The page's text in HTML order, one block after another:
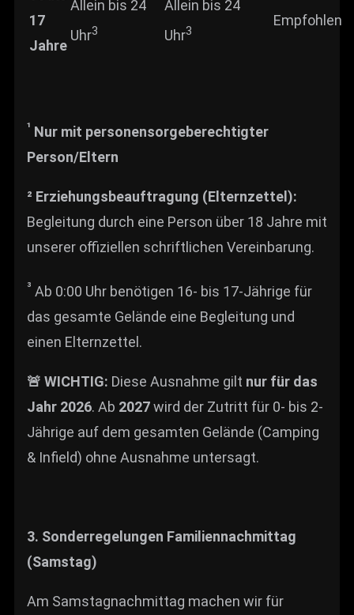
17
Jahre
Allein bis 24
Uhr3
Allein bis 24
Uhr3
Empfohlen
¹ Nur mit personensorgeberechtigter
Person/Eltern
² Erziehungsbeauftragung (Elternzettel):
Begleitung durch eine Person über 18 Jahre mit
unserer offiziellen schriftlichen Vereinbarung.
³ Ab 0:00 Uhr benötigen 16- bis 17-Jährige für
das gesamte Gelände eine Begleitung und
einen Elternzettel.
🚨 WICHTIG: Diese Ausnahme gilt nur für das
Jahr 2026. Ab 2027wird der Zutritt für 0- bis 2-
Jährige auf dem gesamten Gelände (Camping
& Infield) ohne Ausnahme untersagt.
3. Sonderregelungen Familiennachmittag
(Samstag)
Am Samstagnachmittag machen wir für